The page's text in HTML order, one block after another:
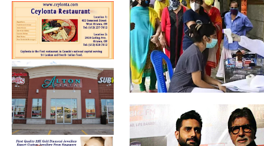
தமிழகத்தில் ஒரேநாளில்
நான்காயிரம் ப...